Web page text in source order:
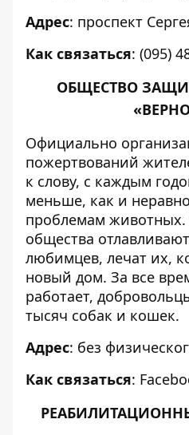
Адрес: проспект
Как связаться: (095)
ОБЩЕСТВО
Официально
пожертвований
к слову, с каждым
меньше, как и
проблемам
общества
любимцев, лечат их,
новый дом. За все
работает,
тысяч собак и кошек.
Адрес: без
Как связаться: